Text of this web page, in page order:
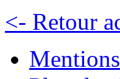
<- Retour